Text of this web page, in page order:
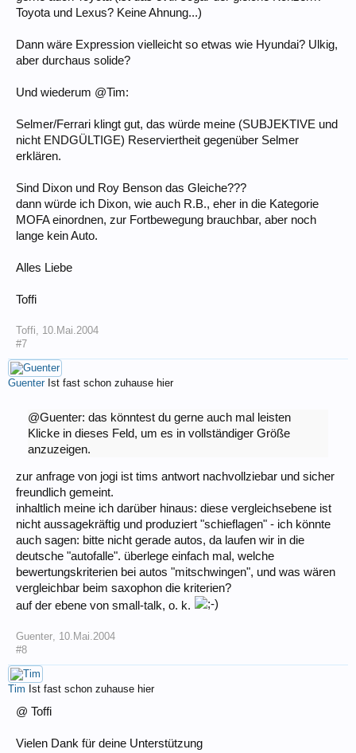
Toyota und Lexus? Keine Ahnung...)
Dann wäre Expression vielleicht so etwas wie Hyundai? Ulkig,
aber durchaus solide?
Und wiederum @Tim:
Selmer/Ferrari klingt gut, das würde meine (SUBJEKTIVE und
nicht ENDGÜLTIGE) Reserviertheit gegenüber Selmer
erklären.
Sind Dixon und Roy Benson das Gleiche???
dann würde ich Dixon, wie auch R.B., eher in die Kategorie
MOFA einordnen, zur Fortbewegung brauchbar, aber noch
lange kein Auto.
Alles Liebe
Toffi
Toffi, 10.Mai.2004
#7
Guenter Ist fast schon zuhause hier
@Guenter: das könntest du gerne auch mal leisten
Klicke in dieses Feld, um es in vollständiger Größe
anzuzeigen.
zur anfrage von jogi ist tims antwort nachvollziebar und sicher
freundlich gemeint.
inhaltlich meine ich darüber hinaus: diese vergleichsebene ist
nicht aussagekräftig und produziert "schieflagen" - ich könnte
auch sagen: bitte nicht gerade autos, da laufen wir in die
deutsche "autofalle". überlege einfach mal, welche
bewertungskriterien bei autos "mitschwingen", und was wären
vergleichbar beim saxophon die kriterien?
auf der ebene von small-talk, o. k.
Guenter, 10.Mai.2004
#8
Tim Ist fast schon zuhause hier
@ Toffi
Vielen Dank für deine Unterstützung